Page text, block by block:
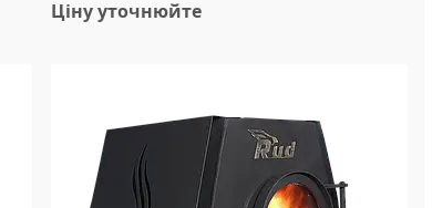
Ціну уточнюйте